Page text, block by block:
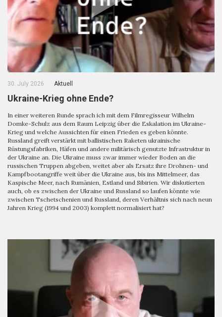
30. July 2026 Aktuell
Ukraine-Krieg ohne Ende?
In einer weiteren Runde sprach ich mit dem Filmregisseur Wilhelm
Domke-Schulz aus dem Raum Leipzig über die Eskalation im Ukraine-
Krieg und welche Aussichten für einen Frieden es geben könnte.
Russland greift verstärkt mit ballistischen Raketen ukrainische
Rüstungsfabriken, Häfen und andere militärisch genutzte Infrastruktur in
der Ukraine an. Die Ukraine muss zwar immer wieder Boden an die
russischen Truppen abgeben, weitet aber als Ersatz ihre Drohnen- und
Kampfbootangriffe weit über die Ukraine aus, bis ins Mittelmeer, das
Kaspische Meer, nach Rumänien, Estland und Sibirien. Wir diskutierten
auch, ob es zwischen der Ukraine und Russland so laufen könnte wie
zwischen Tschetschenien und Russland, deren Verhältnis sich nach neun
Jahren Krieg (1994 und 2003) komplett normalisiert hat?